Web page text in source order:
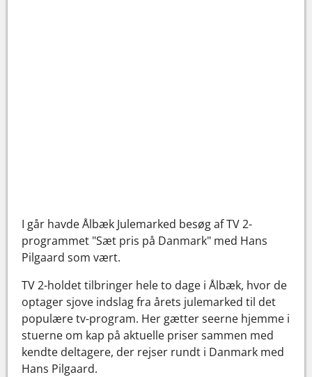
I går havde Ålbæk Julemarked besøg af TV 2-
programmet "Sæt pris på Danmark" med Hans
Pilgaard som vært.
TV 2-holdet tilbringer hele to dage i Ålbæk, hvor de
optager sjove indslag fra årets julemarked til det
populære tv-program. Her gætter seerne hjemme i
stuerne om kap på aktuelle priser sammen med
kendte deltagere, der rejser rundt i Danmark med
Hans Pilgaard.